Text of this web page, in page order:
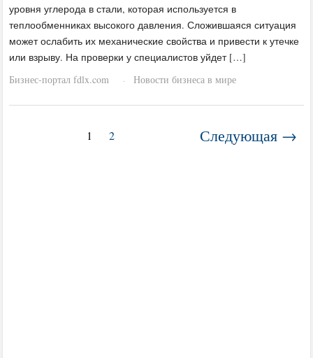
уровня углерода в стали, которая используется в
теплообменниках высокого давления. Сложившаяся ситуация
может ослабить их механические свойства и привести к утечке
или взрыву. На проверки у специалистов уйдет […]
Бизнес-портал fdlx.com
· Новости бизнеса в мире
1 2 Следующая →